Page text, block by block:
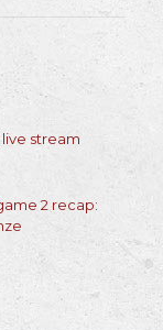
stream
2 recap: